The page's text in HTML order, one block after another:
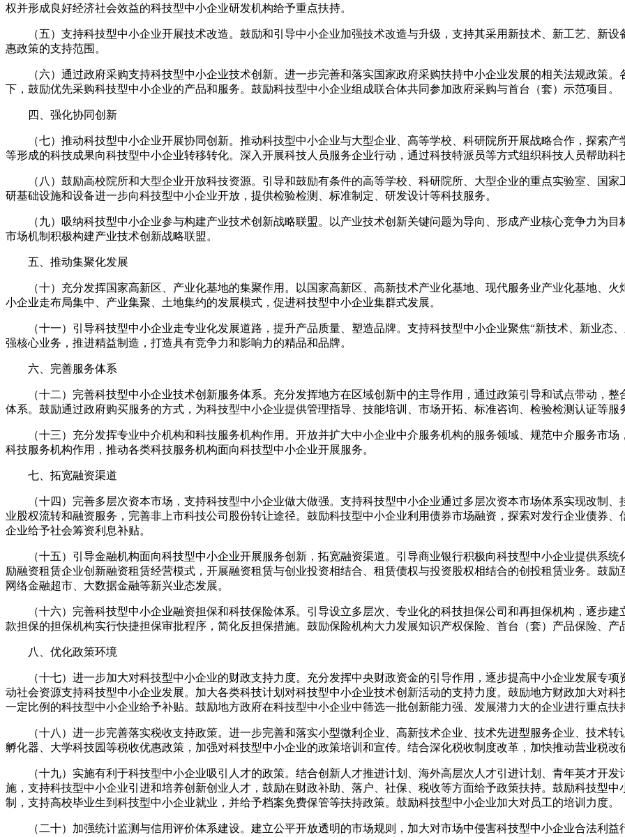
权并形成良好经济社会效益的科技型中小企业研发机构给予重点扶持。
（五）支持科技型中小企业开展技术改造。鼓励和引导中小企业加强技术改造与升级，支持其采用新技术、新工艺、新设
惠政策的支持范围。
（六）通过政府采购支持科技型中小企业技术创新。进一步完善和落实国家政府采购扶持中小企业发展的相关法规政策。
下，鼓励优先采购科技型中小企业的产品和服务。鼓励科技型中小企业组成联合体共同参加政府采购与首台（套）示范项目。
四、强化协同创新
（七）推动科技型中小企业开展协同创新。推动科技型中小企业与大型企业、高等学校、科研院所开展战略合作，探索产
等形成的科技成果向科技型中小企业转移转化。深入开展科技人员服务企业行动，通过科技特派员等方式组织科技人员帮助科
（八）鼓励高校院所和大型企业开放科技资源。引导和鼓励有条件的高等学校、科研院所、大型企业的重点实验室、国家
研基础设施和设备进一步向科技型中小企业开放，提供检验检测、标准制定、研发设计等科技服务。
（九）吸纳科技型中小企业参与构建产业技术创新战略联盟。以产业技术创新关键问题为导向、形成产业核心竞争力为目
市场机制积极构建产业技术创新战略联盟。
五、推动集聚化发展
（十）充分发挥国家高新区、产业化基地的集聚作用。以国家高新区、高新技术产业化基地、现代服务业产业化基地、火
小企业走布局集中、产业集聚、土地集约的发展模式，促进科技型中小企业集群式发展。
（十一）引导科技型中小企业走专业化发展道路，提升产品质量、塑造品牌。支持科技型中小企业聚焦“新技术、新业态
强核心业务，推进精益制造，打造具有竞争力和影响力的精品和品牌。
六、完善服务体系
（十二）完善科技型中小企业技术创新服务体系。充分发挥地方在区域创新中的主导作用，通过政策引导和试点带动，整
体系。鼓励通过政府购买服务的方式，为科技型中小企业提供管理指导、技能培训、市场开拓、标准咨询、检验检测认证等服
（十三）充分发挥专业中介机构和科技服务机构作用。开放并扩大中小企业中介服务机构的服务领域、规范中介服务市场
科技服务机构作用，推动各类科技服务机构面向科技型中小企业开展服务。
七、拓宽融资渠道
（十四）完善多层次资本市场，支持科技型中小企业做大做强。支持科技型中小企业通过多层次资本市场体系实现改制、
业股权流转和融资服务，完善非上市科技公司股份转让途径。鼓励科技型中小企业利用债券市场融资，探索对发行企业债券
企业给予社会筹资利息补贴。
（十五）引导金融机构面向科技型中小企业开展服务创新，拓宽融资渠道。引导商业银行积极向科技型中小企业提供系统
励融资租赁企业创新融资租赁经营模式，开展融资租赁与创业投资相结合、租赁债权与投资股权相结合的创投租赁业务。鼓
网络金融超市、大数据金融等新兴业态发展。
（十六）完善科技型中小企业融资担保和科技保险体系。引导设立多层次、专业化的科技担保公司和再担保机构，逐步建
款担保的担保机构实行快捷担保审批程序，简化反担保措施。鼓励保险机构大力发展知识产权保险、首台（套）产品保险、
八、优化政策环境
（十七）进一步加大对科技型中小企业的财政支持力度。充分发挥中央财政资金的引导作用，逐步提高中小企业发展专项
动社会资源支持科技型中小企业发展。加大各类科技计划对科技型中小企业技术创新活动的支持力度。鼓励地方财政加大对
一定比例的科技型中小企业给予补贴。鼓励地方政府在科技型中小企业中筛选一批创新能力强、发展潜力大的企业进行重点
（十八）进一步完善落实税收支持政策。进一步完善和落实小型微利企业、高新技术企业、技术先进型服务企业、技术转
孵化器、大学科技园等税收优惠政策，加强对科技型中小企业的政策培训和宣传。结合深化税收制度改革，加快推动营业税
（十九）实施有利于科技型中小企业吸引人才的政策。结合创新人才推进计划、海外高层次人才引进计划、青年英才开发
施，支持科技型中小企业引进和培养创新创业人才，鼓励在财政补助、落户、社保、税收等方面给予政策扶持。鼓励科技型
制，支持高校毕业生到科技型中小企业就业，并给予档案免费保管等扶持政策。鼓励科技型中小企业加大对员工的培训力度。
（二十）加强统计监测与信用评价体系建设。建立公平开放透明的市场规则，加大对市场中侵害科技型中小企业合法利益